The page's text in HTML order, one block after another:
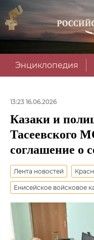
Энциклопедия
13:23 16.06.2026
Казаки и
Тасеевского
соглашение о
Лента новостей
Енисейское войсковое